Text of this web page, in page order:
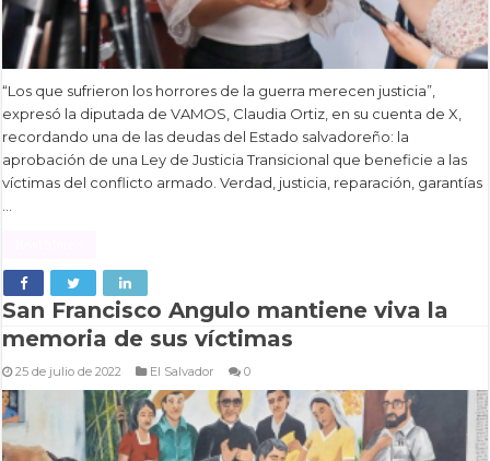
“Los que sufrieron los horrores de la guerra merecen justicia”,
expresó la diputada de VAMOS, Claudia Ortiz, en su cuenta de X,
recordando una de las deudas del Estado salvadoreño: la
aprobación de una Ley de Justicia Transicional que beneficie a las
víctimas del conflicto armado. Verdad, justicia, reparación, garantías
San Francisco Angulo mantiene viva la
memoria de sus víctimas
25 de julio de 2022 El Salvador 0